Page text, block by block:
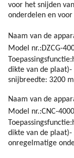
voor het snijden
onderdelen en
Naam van de
Model nr.:DZCG-
Toepassingsfunctie:
dikte van de plaat)-
snijbreedte: 3200
Naam van de
Model nr.:CNC-
Toepassingsfunctie:
dikte van de plaat)-
onregelmatige